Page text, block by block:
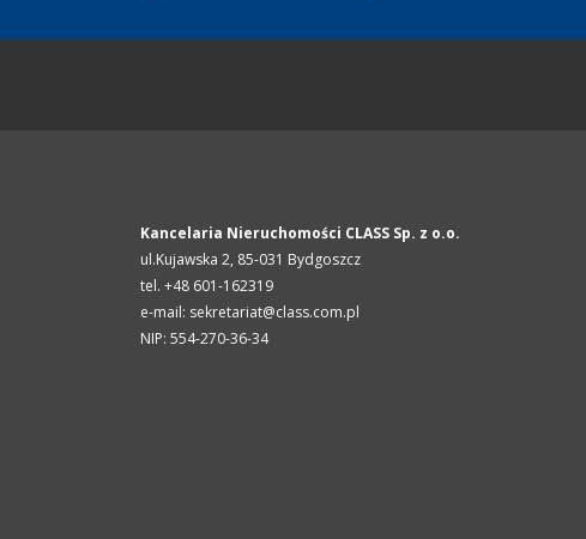
Kancelaria Nieruchomości CLASS Sp. z o.o.
ul.Kujawska 2, 85-031 Bydgoszcz
tel. +48 601-162319
e-mail: sekretariat@class.com.pl
NIP: 554-270-36-34